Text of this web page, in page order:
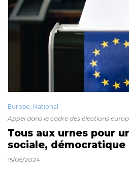
Europe, National
Appel dans le cadre des élections
Tous aux urnes pour
sociale,
15/05/2024